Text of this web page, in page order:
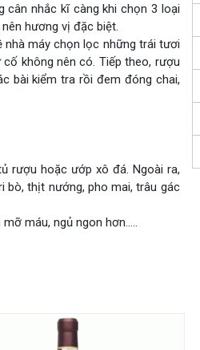
cân nhắc kĩ càng khi chọn 3 loại
hương vị đặc biệt.
nhà máy chọn lọc những trái tươi
không nên có. Tiếp theo, rượu
bài kiểm tra rồi đem đóng chai,
rượu hoặc ướp xô đá. Ngoài ra,
bò, thịt nướng, pho mai, trâu gác
máu, ngủ ngon hơn…..